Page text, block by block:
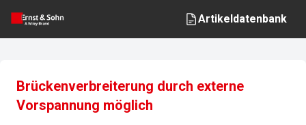
Artikeldatenbank
Brückenverbreiterung durch externe
Vorspannung möglich